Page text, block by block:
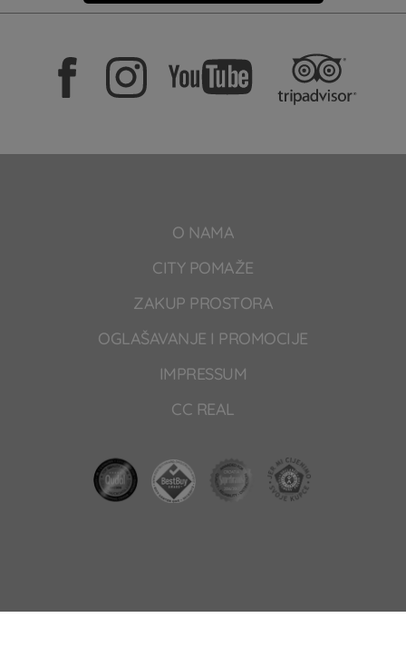
O NAMA
CITY POMAŽE
ZAKUP PROSTORA
OGLAŠAVANJE I PROMOCIJE
IMPRESSUM
CC REAL